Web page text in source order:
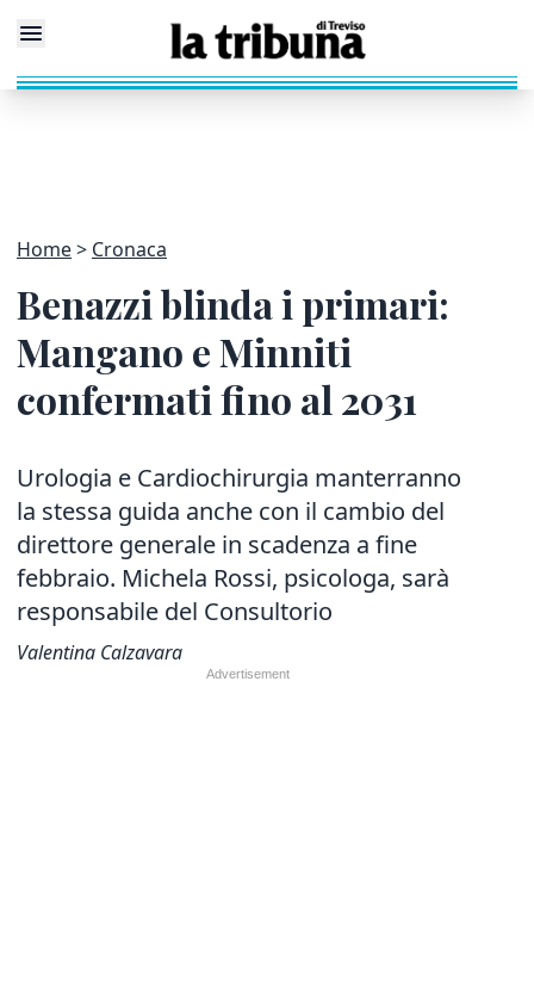
Home Cronaca
Benazzi blinda i primari:
Mangano e Minniti
confermati fino al 2031
Urologia e Cardiochirurgia manterranno
la stessa guida anche con il cambio del
direttore generale in scadenza a fine
febbraio. Michela Rossi, psicologa, sarà
responsabile del Consultorio
Valentina Calzavara